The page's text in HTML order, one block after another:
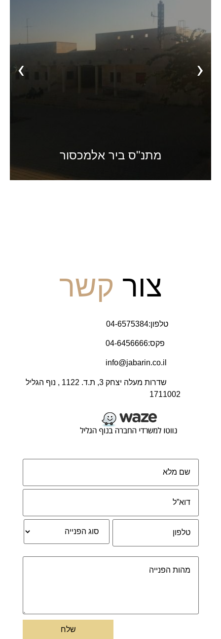
מתנ"ס ביר אלמכסור
‹ ›
צור קשר
טלפון:04-6575384
פקס:04-6456666
info@jabarin.co.il
שדרות מעלה יצחק 3, ת.ד. 1122 , נוף הגליל
1711002